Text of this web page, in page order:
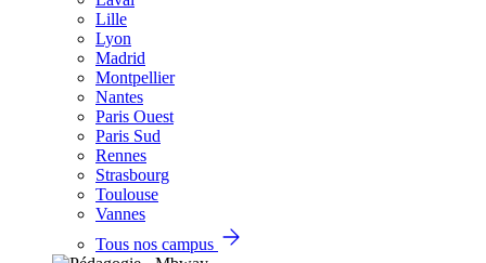
Lille
Lyon
Madrid
Montpellier
Nantes
Paris Ouest
Paris Sud
Rennes
Strasbourg
Toulouse
Vannes
Tous nos campus